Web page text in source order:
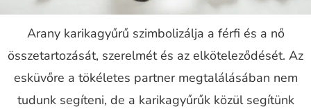
Arany karikagyűrű szimbolizálja a férfi és a nő
összetartozását, szerelmét és az elköteleződését. Az
esküvőre a tökéletes partner megtalálásában nem
tudunk segíteni, de a karikagyűrűk közül segítünk